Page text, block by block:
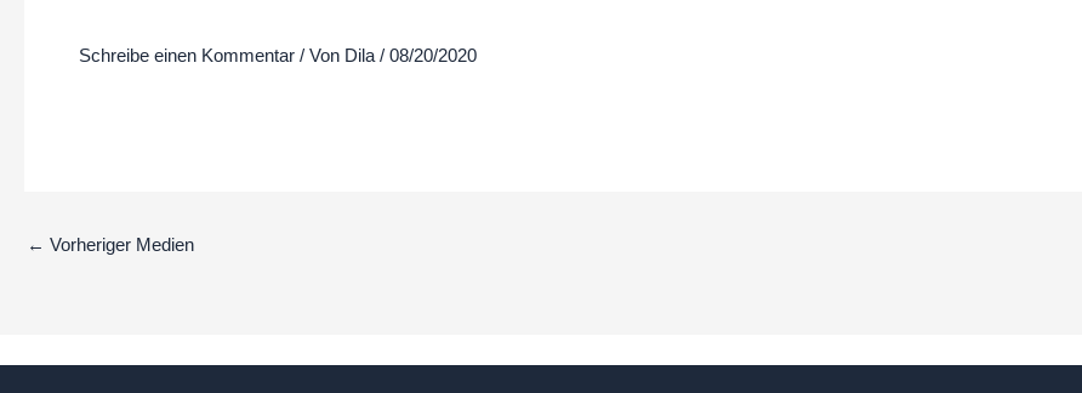
Schreibe einen Kommentar / Von Dila / 08/20/2020
← Vorheriger Medien